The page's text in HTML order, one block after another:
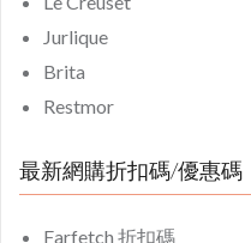
Jurlique
Brita
Restmor
最新網購折扣碼/優惠碼
Farfetch 折扣碼